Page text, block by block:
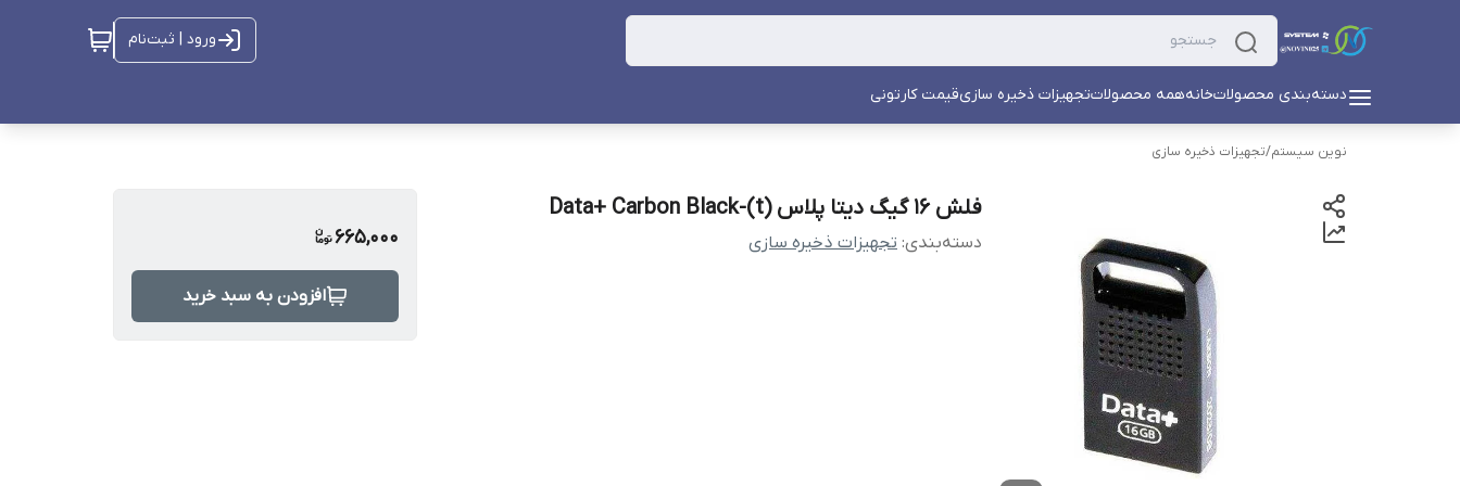
ورود | ثبت‌نام
دسته‌بندی محصولاتخانههمه محصولاتتجهیزات ذخیره سازیقیمت کارتونی
نوین سیستم/تجهیزات ذخیره سازی
فلش 16 گیگ دیتا پلاس Data+ Carbon Black-(t)
دسته‌بندی: تجهیزات ذخیره سازی 665,000
افزودن به سبد خرید